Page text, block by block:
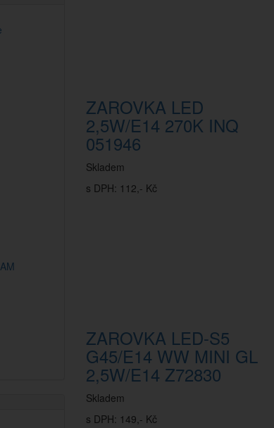
ZAROVKA LED
2,5W/E14 270K INQ
051946
Skladem
s DPH: 112,- Kč
ZAROVKA LED-S5
G45/E14 WW MINI GL
2,5W/E14 Z72830
Skladem
s DPH: 149,- Kč